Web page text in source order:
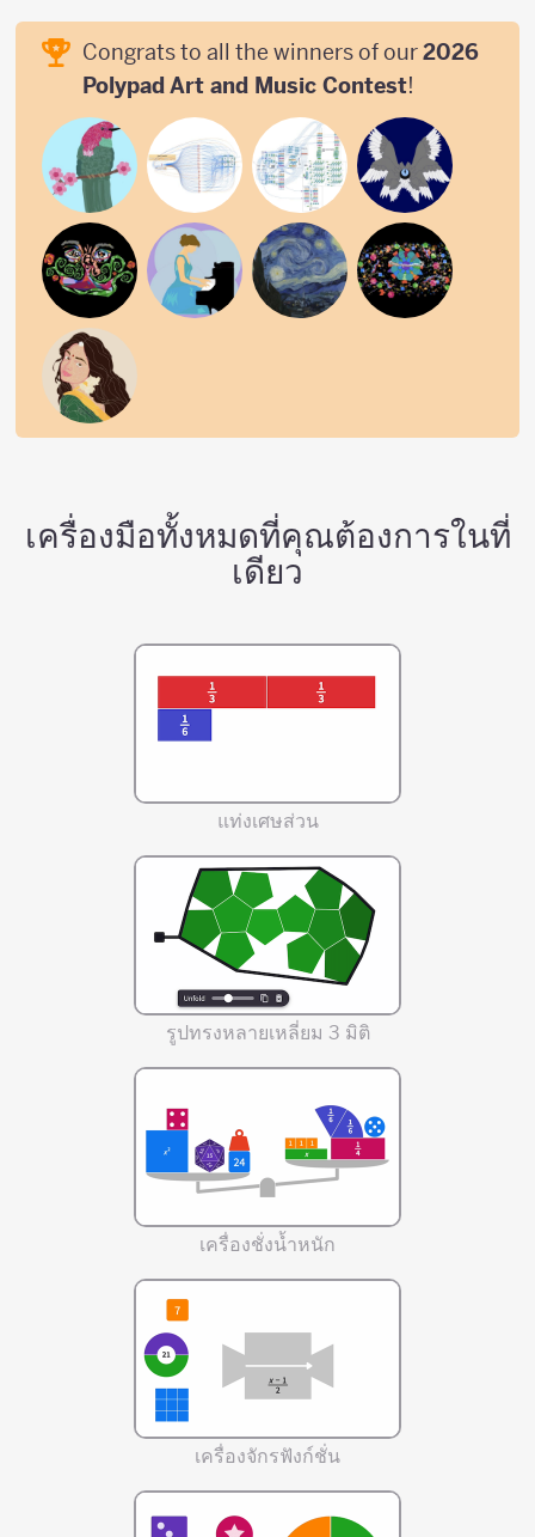
Congrats to all the winners of our2026
Polypad Art and Music Contest!
เครื่องมือทั้งหมดที่คุณต้องการในที่
เดียว
แท่งเศษส่วน
รูปทรงหลายเหลี่ยม 3 มิติ
เครื่องชั่งน้ำหนัก
เครื่องจักรฟังก์ชั่น